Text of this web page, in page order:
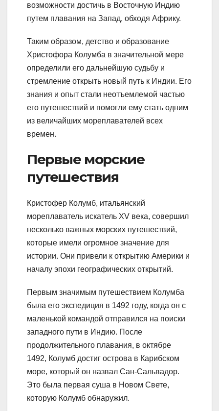
возможности достичь в Восточную Индию
путем плавания на Запад, обходя Африку.
Таким образом, детство и образование
Христофора Колумба в значительной мере
определили его дальнейшую судьбу и
стремление открыть новый путь к Индии. Его
знания и опыт стали неотъемлемой частью
его путешествий и помогли ему стать одним
из величайших мореплавателей всех
времен.
Первые морские
путешествия
Кристофер Колумб, итальянский
мореплаватель искатель XV века, совершил
несколько важных морских путешествий,
которые имели огромное значение для
истории. Они привели к открытию Америки и
началу эпохи географических открытий.
Первым значимым путешествием Колумба
была его экспедиция в 1492 году, когда он с
маленькой командой отправился на поиски
западного пути в Индию. После
продолжительного плавания, в октябре
1492, Колумб достиг острова в Карибском
море, который он назвал Сан-Сальвадор.
Это была первая суша в Новом Свете,
которую Колумб обнаружил.